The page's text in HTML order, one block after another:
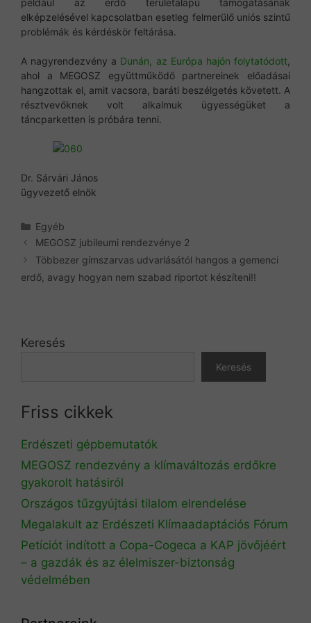
elképzelésével kapcsolatban esetleg felmerülő uniós szintű
problémák és kérdéskör feltárása.
A nagyrendezvény a Dunán, az Európa hajón folytatódott
ahol a MEGOSZ együttműködő partnereinek előadásai
hangzottak el, amit vacsora, baráti beszélgetés követett. A
résztvevőknek volt alkalmuk ügyességüket a
táncparketten is próbára tenni.
Dr. Sárvári János
ügyvezető elnök
Kategória
Egyéb
MEGOSZ jubileumi rendezvénye 2
Többezer gímszarvas udvarlásától hangos a gemenci
erdő, avagy hogyan nem szabad riportot készíteni!!
Keresés
Keresés
Friss cikkek
Erdészeti gépbemutatók
MEGOSZ rendezvény a klímaváltozás erdőkre
gyakorolt hatásiról
Országos tűzgyújtási tilalom elrendelése
Megalakult az Erdészeti Klímaadaptációs Fórum
Petíciót indított a Copa-Cogeca a KAP jövőjéért
– a gazdák és az élelmiszer-biztonság
védelmében